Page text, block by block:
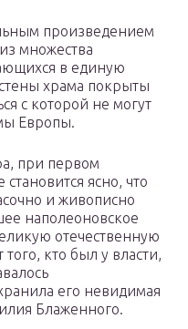
произведением
множества
в единую
храма покрыты
с которой не могут
Европы.
при первом
ясно, что
и живописно
наполеоновское
отечественную
кто был у власти,
его невидимая
Блаженного.